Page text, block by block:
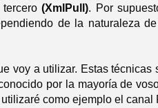
(XmlPull). Por
de la naturaleza
voy a utilizar. Estas
por la mayoría de
como ejemplo el